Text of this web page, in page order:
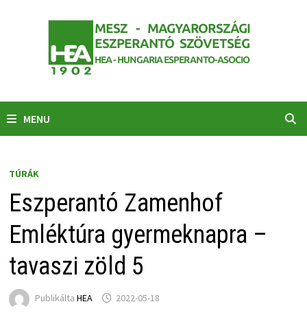
MENU
TÚRÁK
Eszperantó Zamenhof
Emléktúra gyermeknapra –
tavaszi zöld 5
Publikálta HEA 2022-05-18